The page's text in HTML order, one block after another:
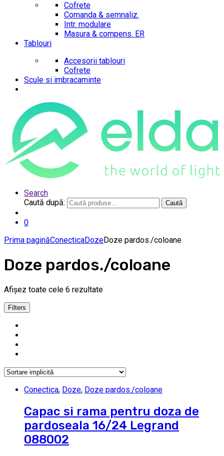
Cofrete
Comanda & semnaliz.
Intr. modulare
Masura & compens. ER
Tablouri
Accesorii tablouri
Cofrete
Scule si imbracaminte
Search
Caută după:
Caută
0
Prima paginăConecticaDozeDoze pardos./coloane
Doze pardos./coloane
Afișez toate cele 6 rezultate
Filters
Conectica, Doze, Doze pardos./coloane
Capac si rama pentru doza de
pardoseala 16/24 Legrand
088002